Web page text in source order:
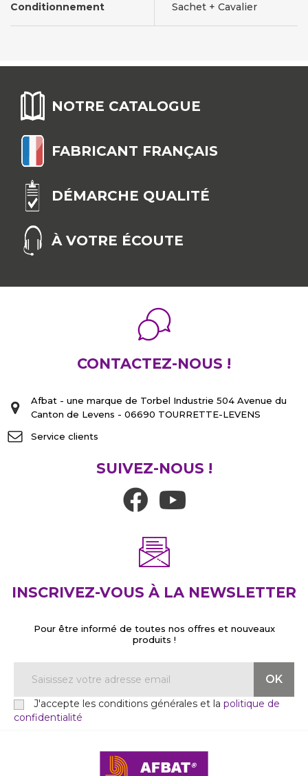
Conditionnement Sachet + Cavalier
NOTRE CATALOGUE
FABRICANT FRANÇAIS
DÉMARCHE QUALITÉ
À VOTRE ÉCOUTE
CONTACTEZ-NOUS !
Afbat - une marque de Torbel Industrie 504 Avenue du
Canton de Levens - 06690 TOURRETTE-LEVENS
Service clients
SUIVEZ-NOUS !
INSCRIVEZ-VOUS À LA NEWSLETTER
Pour être informé de toutes nos offres et nouveaux
produits !
J'accepte les conditions générales et la politique de
confidentialité